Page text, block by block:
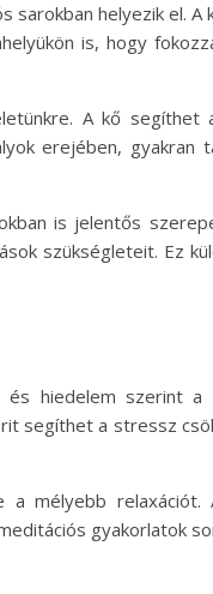
sarokban helyezik el.
is, hogy
A kő
erejében, gyakran
is jelentős
szükségleteit. Ez
és hiedelem szerint
segíthet a stressz
a mélyebb
gyakorlatok